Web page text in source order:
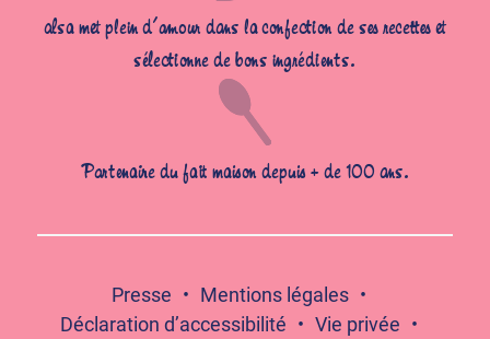
alsa met plein d’amour dans la confection de ses recettes et
sélectionne de bons ingrédients.
Partenaire du fait maison depuis + de 100 ans.
Presse
Mentions légales
Déclaration d’accessibilité
Vie privée